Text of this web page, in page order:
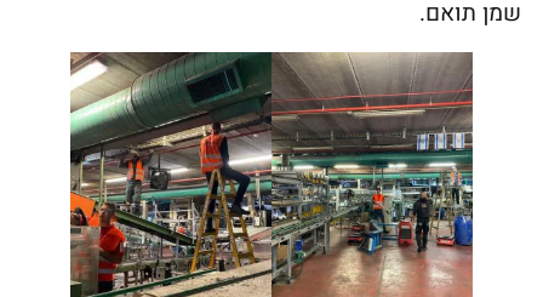
שמן תואם.